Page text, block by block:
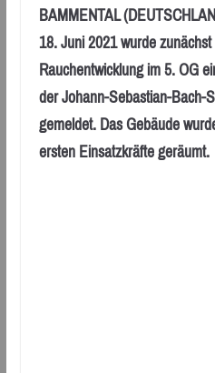
BAMMENTAL
18. Juni 2021 wurde
Rauchentwicklung im 5. OG
der Johann-Sebastian-Bach-
gemeldet. Das Gebäude
ersten Einsatzkräfte geräumt.